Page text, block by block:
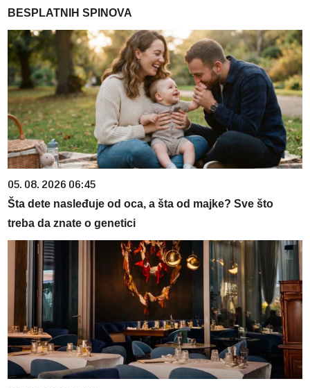
BESPLATNIH SPINOVA
05. 08. 2026 06:45
Šta dete nasleđuje od oca, a šta od majke? Sve što
treba da znate o genetici